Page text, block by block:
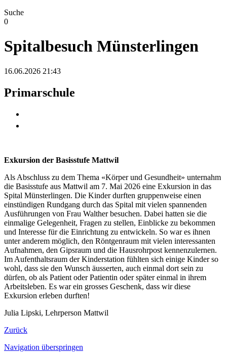
Suche
0
Spitalbesuch Münsterlingen
16.06.2026 21:43
Primarschule
Exkursion der Basisstufe Mattwil
Als Abschluss zu dem Thema «Körper und Gesundheit» unternahm
die Basisstufe aus Mattwil am 7. Mai 2026 eine Exkursion in das
Spital Münsterlingen. Die Kinder durften gruppenweise einen
einstündigen Rundgang durch das Spital mit vielen spannenden
Ausführungen von Frau Walther besuchen. Dabei hatten sie die
einmalige Gelegenheit, Fragen zu stellen, Einblicke zu bekommen
und Interesse für die Einrichtung zu entwickeln. So war es ihnen
unter anderem möglich, den Röntgenraum mit vielen interessanten
Aufnahmen, den Gipsraum und die Hausrohrpost kennenzulernen.
Im Aufenthaltsraum der Kinderstation fühlten sich einige Kinder so
wohl, dass sie den Wunsch äusserten, auch einmal dort sein zu
dürfen, ob als Patient oder Patientin oder später einmal in ihrem
Arbeitsleben. Es war ein grosses Geschenk, dass wir diese
Exkursion erleben durften!
Julia Lipski, Lehrperson Mattwil
Zurück
Navigation überspringen